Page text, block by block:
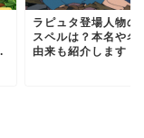
ラピュタのロボット
名前は？花の意味や
源・元ネタとなった